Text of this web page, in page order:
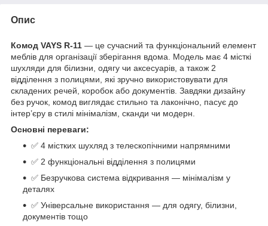
Опис
Комод VAYS R-11 — це сучасний та функціональний елемент
меблів для організації зберігання вдома. Модель має 4 місткі
шухляди для білизни, одягу чи аксесуарів, а також 2
відділення з полицями, які зручно використовувати для
складених речей, коробок або документів. Завдяки дизайну
без ручок, комод виглядає стильно та лаконічно, пасує до
інтер’єру в стилі мінімалізм, сканди чи модерн.
Основні переваги:
✅ 4 містких шухляд з телескопічними напрямними
✅ 2 функціональні відділення з полицями
✅ Безручкова система відкривання — мінімалізм у
деталях
✅ Універсальне використання — для одягу, білизни,
документів тощо